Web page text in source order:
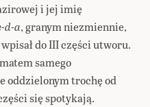
i jej imię
d-a, granym niezmiennie,
do III części utworu.
samego
oddzielonym trochę od
się spotykają.